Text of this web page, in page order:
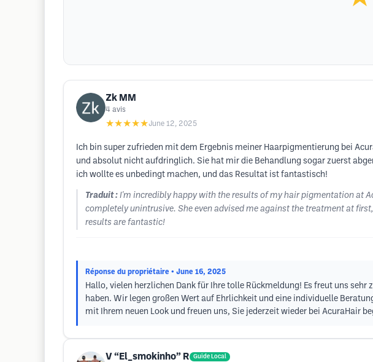
Zk MM
4 avis
★★★★★June 12, 2025
Ich bin super zufrieden mit dem Ergebnis meiner Haarpigmentierung bei
und absolut nicht aufdringlich. Sie hat mir die Behandlung sogar zuerst
ich wollte es unbedingt machen, und das Resultat ist fantastisch!
Traduit : I'm incredibly happy with the results of my hair pigmentation at
completely unintrusive. She even advised me against the treatment at
results are fantastic!
Réponse du propriétaire • June 16, 2025
Hallo, vielen herzlichen Dank für Ihre tolle Rückmeldung! Es freut uns
haben. Wir legen großen Wert auf Ehrlichkeit und eine individuelle
mit Ihrem neuen Look und freuen uns, Sie jederzeit wieder bei AcuraHair
V “El_smokinho” R Guide Local